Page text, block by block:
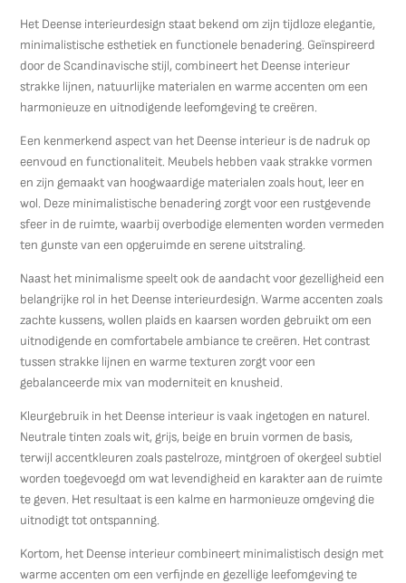
Het Deense interieurdesign staat bekend om zijn tijdloze elegantie,
minimalistische esthetiek en functionele benadering. Geïnspireerd
door de Scandinavische stijl, combineert het Deense interieur
strakke lijnen, natuurlijke materialen en warme accenten om een
harmonieuze en uitnodigende leefomgeving te creëren.
Een kenmerkend aspect van het Deense interieur is de nadruk op
eenvoud en functionaliteit. Meubels hebben vaak strakke vormen
en zijn gemaakt van hoogwaardige materialen zoals hout, leer en
wol. Deze minimalistische benadering zorgt voor een rustgevende
sfeer in de ruimte, waarbij overbodige elementen worden vermeden
ten gunste van een opgeruimde en serene uitstraling.
Naast het minimalisme speelt ook de aandacht voor gezelligheid een
belangrijke rol in het Deense interieurdesign. Warme accenten zoals
zachte kussens, wollen plaids en kaarsen worden gebruikt om een
uitnodigende en comfortabele ambiance te creëren. Het contrast
tussen strakke lijnen en warme texturen zorgt voor een
gebalanceerde mix van moderniteit en knusheid.
Kleurgebruik in het Deense interieur is vaak ingetogen en naturel.
Neutrale tinten zoals wit, grijs, beige en bruin vormen de basis,
terwijl accentkleuren zoals pastelroze, mintgroen of okergeel subtiel
worden toegevoegd om wat levendigheid en karakter aan de ruimte
te geven. Het resultaat is een kalme en harmonieuze omgeving die
uitnodigt tot ontspanning.
Kortom, het Deense interieur combineert minimalistisch design met
warme accenten om een verfijnde en gezellige leefomgeving te